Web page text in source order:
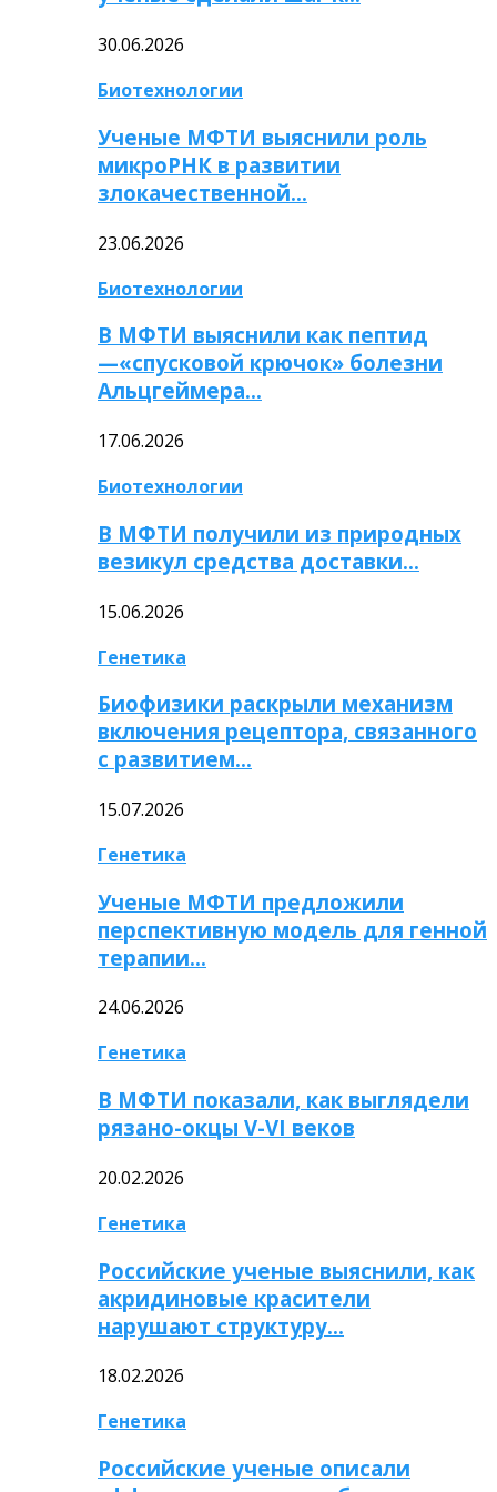
30.06.2026
Биотехнологии
Ученые МФТИ выяснили роль
микроРНК в развитии
злокачественной…
23.06.2026
Биотехнологии
В МФТИ выяснили как пептид
—«спусковой крючок» болезни
Альцгеймера…
17.06.2026
Биотехнологии
В МФТИ получили из природных
везикул средства доставки…
15.06.2026
Генетика
Биофизики раскрыли механизм
включения рецептора, связанного
с развитием…
15.07.2026
Генетика
Ученые МФТИ предложили
перспективную модель для генной
терапии…
24.06.2026
Генетика
В МФТИ показали, как выглядели
рязано-окцы V-VI веков
20.02.2026
Генетика
Российские ученые выяснили, как
акридиновые красители
нарушают структуру…
18.02.2026
Генетика
Российские ученые описали